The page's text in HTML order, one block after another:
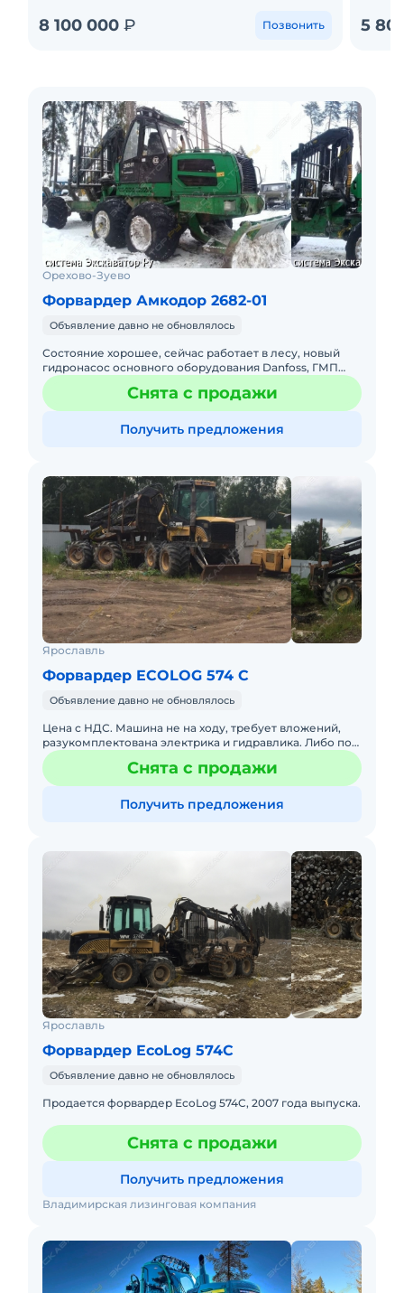
8 100 000 ₽ Позвонить 5
Орехово-Зуево
Форвардер Амкодор 2682-01
Объявление давно не обновлялось
Состояние хорошее, сейчас работает в лесу, новый
гидронасос основного оборудования Danfoss, ГМП
капиталили на заводе в Минске, новая рулевая секция
гидрораспред
Снята с продажи
Получить предложения
Ярославль
Форвардер ECOLOG 574 C
Объявление давно не обновлялось
Цена с НДС. Машина не на ходу, требует вложений,
разукомплектована электрика и гидравлика. Либо под
восстановление или на зап части целиком.
Снята с продажи
Получить предложения
Ярославль
Форвардер EcoLog 574C
Объявление давно не обновлялось
Продается форвардер EcoLog 574C, 2007 года выпуска.
Снята с продажи
Получить предложения
Владимирская лизинговая компания